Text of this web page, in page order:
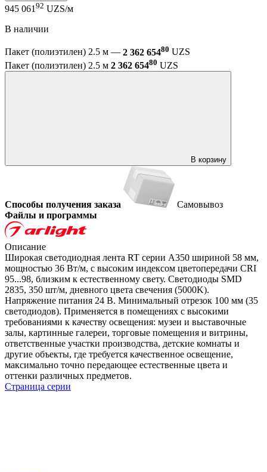
945 061 92 UZS/м
В наличии
Пакет (полиэтилен) 2.5 м — 2 362 65480 UZS
Пакет (полиэтилен) 2.5 м 2 362 65480 UZS
В корзину
Способы получения заказа
Самовывоз
Файлы и программы
Описание
Широкая светодиодная лента RT серии A350 шириной 58 мм,
мощностью 36 Вт/м, с высоким индексом цветопередачи CRI
95...98, близким к естественному свету. Светодиоды SMD
2835, 350 шт/м, дневного цвета свечения (5000K).
Напряжение питания 24 В. Минимальный отрезок 100 мм (35
светодиодов). Применяется в помещениях с высокими
требованиями к качеству освещения: музеи и выставочные
залы, картинные галереи, торговые помещения и витрины,
ответственные участки производства, детские комнаты и
другие объекты, где требуется качественное освещение,
максимально точно передающее естественные цвета и
оттенки различных предметов.
Страница серии